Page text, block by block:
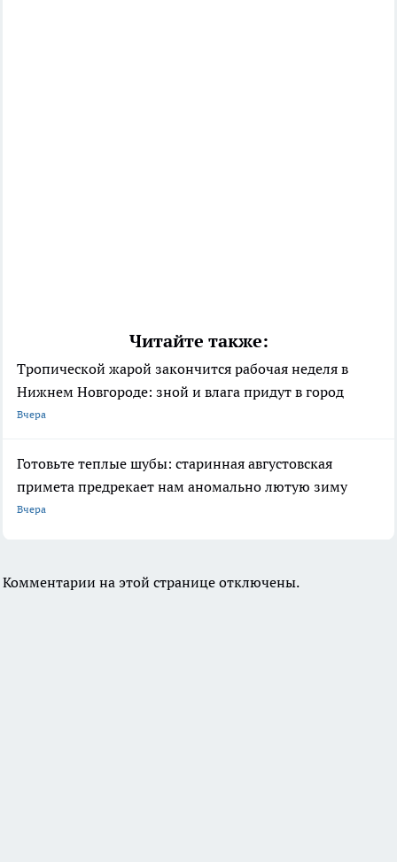
Читайте также:
Тропической жарой закончится рабочая неделя в
Нижнем Новгороде: зной и влага придут в город
Вчера
Готовьте теплые шубы: старинная августовская
примета предрекает нам аномально лютую зиму
Вчера
Комментарии на этой странице отключены.